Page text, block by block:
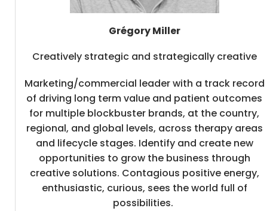
Grégory Miller
Creatively strategic and strategically creative
Marketing/commercial leader with a track record
of driving long term value and patient outcomes
for multiple blockbuster brands, at the country,
regional, and global levels, across therapy areas
and lifecycle stages. Identify and create new
opportunities to grow the business through
creative solutions. Contagious positive energy,
enthusiastic, curious, sees the world full of
possibilities.